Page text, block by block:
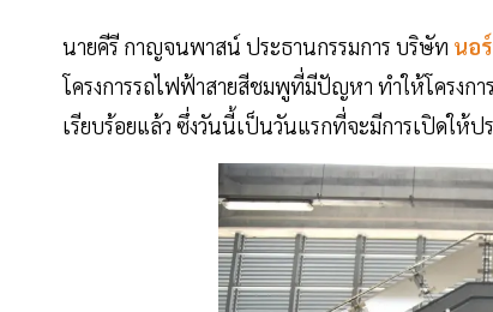
นายคีรี กาญจนพาสน์ ประธานกรรมการ บริษัท นอ
โครงการรถไฟฟ้าสายสีชมพูที่มีปัญหา ทำให้โครงก
เรียบร้อยแล้ว ซึ่งวันนี้เป็นวันแรกที่จะมีการเปิดให้ป